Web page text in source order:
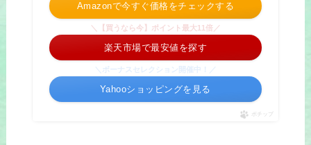
Amazonで今すぐ価格をチェックする
＼【買うなら今】ポイント最大11倍／
楽天市場で最安値を探す
＼ボーナスセレクション開催中！／
Yahooショッピングを見る
ポチップ